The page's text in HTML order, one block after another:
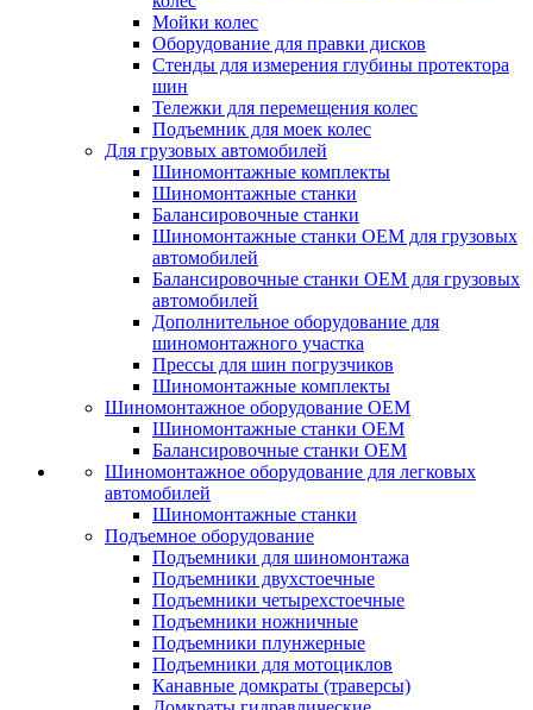
Мойки колес
Оборудование для правки дисков
Стенды для измерения глубины протектора
шин
Тележки для перемещения колес
Подъемник для моек колеc
Для грузовых автомобилей
Шиномонтажные комплекты
Шиномонтажные станки
Балансировочные станки
Шиномонтажные станки ОЕМ для грузовых
автомобилей
Балансировочные станки ОЕМ для грузовых
автомобилей
Дополнительное оборудование для
шиномонтажного участка
Прессы для шин погрузчиков
Шиномонтажные комплекты
Шиномонтажное оборудование ОЕМ
Шиномонтажные станки ОЕМ
Балансировочные станки ОЕМ
Шиномонтажное оборудование для легковых
автомобилей
Шиномонтажные станки
Подъемное оборудование
Подъемники для шиномонтажа
Подъемники двухстоечные
Подъемники четырехстоечные
Подъемники ножничные
Подъемники плунжерные
Подъемники для мотоциклов
Канавные домкраты (траверсы)